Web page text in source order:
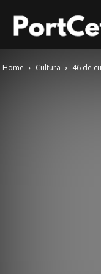
Home Cultura 46 de